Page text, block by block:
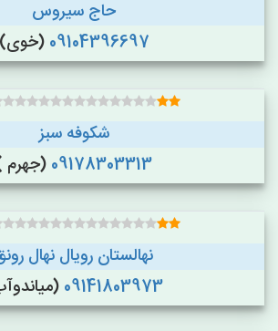
حاج سیروس
09104396697 (خوی)
شکوفه سبز
09178303313 (جهرم
نهالستان رویال نهال
09141803973